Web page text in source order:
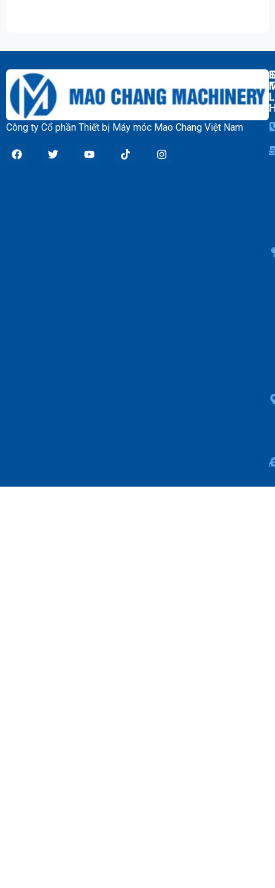
Công ty Cổ phần Thiết bị Máy móc Mao Chang Việt Nam